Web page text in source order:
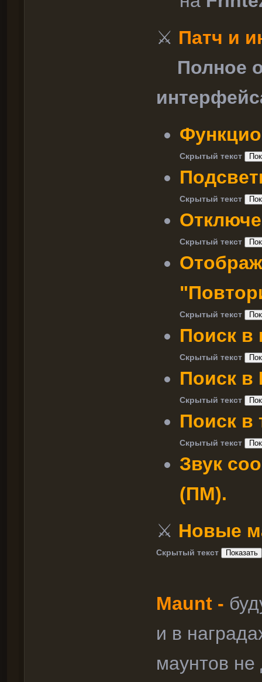
⚔ Патч и
Полное
Скрытый текст
Скрытый текст
Скрытый текст
Скрытый текст
Поиск в
Скрытый текст
Поиск в
Скрытый текст
Поиск в
Скрытый текст
Звук
(ПМ).
⚔ Новые
Скрытый текст
Maunt -
и в
маунтов